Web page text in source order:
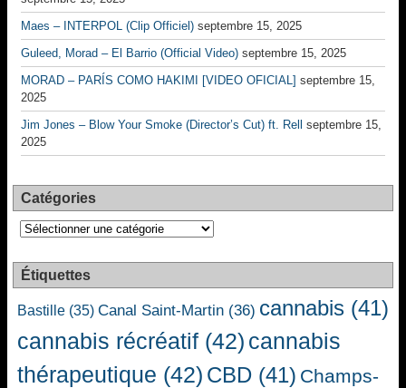
Maes – INTERPOL (Clip Officiel) septembre 15, 2025
Guleed, Morad – El Barrio (Official Video) septembre 15, 2025
MORAD – PARÍS COMO HAKIMI [VIDEO OFICIAL] septembre 15,
2025
Jim Jones – Blow Your Smoke (Director’s Cut) ft. Rell
septembre 15,
2025
Catégories
Catégories
Étiquettes
Bastille (35) Canal Saint-Martin (36) cannabis (41)
cannabis récréatif (42) cannabis
thérapeutique (42) CBD (41) Champs-